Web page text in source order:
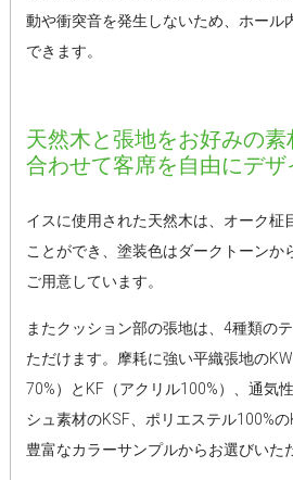
動や衝突音を発生しないため、ホール
できます。
天然木と張地をお好みの
合わせて客席を自由にデザ
イスに使用された天然木は、オーク柾
ことができ、塗装色はダークトーンか
ご用意しています。
またクッション部の張地は、4種類の
ただけます。摩耗に強い平織張地の
70%）とKF（アクリル100%）、通気
シュ素材のKSF、ポリエステル100%の
豊富なカラーサンプルからお選びいた